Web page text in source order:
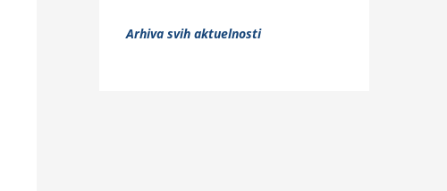
Arhiva svih aktuelnosti